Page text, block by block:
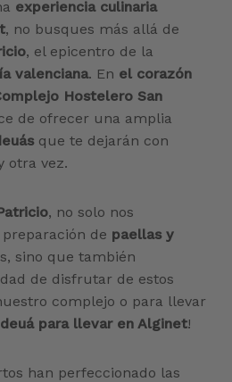
experiencia culinaria
, no busques más allá de
, el epicentro de la
valenciana. En el corazón
Hostelero San
de ofrecer una amplia
que te dejarán con
otra vez.
, no solo nos
de paellas y
sino que también
de disfrutar de estos
complejo o para llevar
para llevar en Alginet!
han perfeccionado las